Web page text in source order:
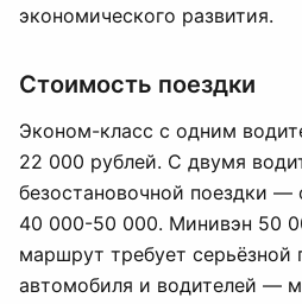
экономического развития.
Стоимость поездки
Эконом-класс с одним
22 000 рублей. С двумя
безостановочной поездки
40 000-50 000. Минивэн 50
маршрут требует серьёзной
автомобиля и водителей —